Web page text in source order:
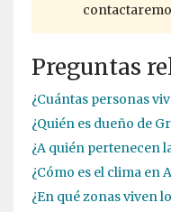
Preguntas
¿Cuántas personas
¿Quién es dueño de
¿A quién pertenecen
¿Cómo es el clima en
¿En qué zonas viven